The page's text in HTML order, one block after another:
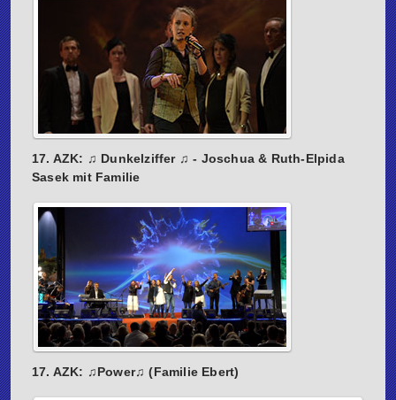
17. AZK: ♫ Dunkelziffer ♫ - Joschua & Ruth-Elpida
Sasek mit Familie
17. AZK: ♫Power♫ (Familie Ebert)